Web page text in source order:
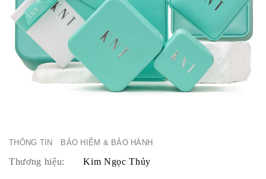
THÔNG TIN BẢO HIỂM & BẢO HÀNH
Thương hiệu: Kim Ngọc Thủy